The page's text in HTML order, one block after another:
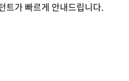
트가 빠르게 안내드립니다.